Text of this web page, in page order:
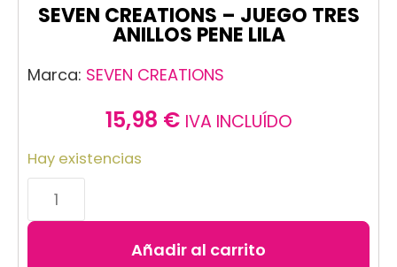
SEVEN CREATIONS – JUEGO TRES
ANILLOS PENE LILA
Marca: SEVEN CREATIONS
15,98 € IVA INCLUÍDO
Hay existencias
Añadir al carrito